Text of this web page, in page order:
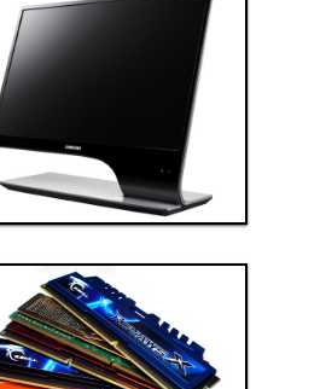
Linh kiện 2
Giá: 4,000,000 VND
Thanh toán ngay
Đặt hàng
Thanh toán ngay